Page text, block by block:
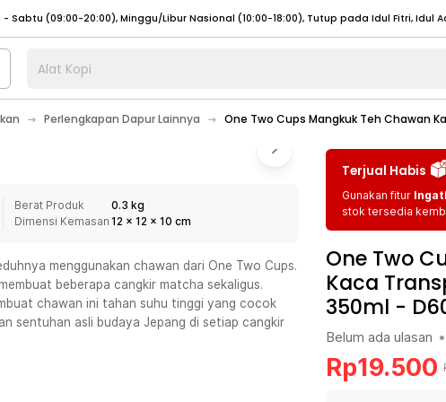
- Jumat (07:00 - 20:00), Sabtu - Minggu (08:00 - 20:00), Tutup pada Idul Fitri
(08:00 - 20:00), Sabtu - Minggu/ Libur Nasional (08:00 - 17:00) Selengkapnya
(08:00 - 20:00), Sabtu - Minggu/ Libur Nasional (08:00 - 17:00) Selengkapnya
- Sabtu (09:00-20:00), Minggu/Libur Nasional (12:00-20:00), Tutup pada Idul Fitri
- Sabtu (09:00-20:00), Minggu/Libur Nasional (12:00-20:00), Tutup pada Idul Fitri
Senin - Jumat (07:00 - 20:00), Sabtu - Minggu (08:00 - 20:00), Tutup pada Idul Fitri
(08:00 - 20:00), Sabtu - Minggu/ Libur Nasional (08:00 - 17:00) Selengkapnya
(08:00 - 20:00), Sabtu - Minggu/ Libur Nasional (08:00 - 17:00) Selengkapnya
Alat Kopi
Perlengkapan Dapur Lainnya One Two Cups Mangkuk Teh Chawan
Berat Produk
0.3 kg
Dimensi Kemasan 12 x 12 x 10 cm
menggunakan chawan dari One Two Cups.
beberapa cangkir matcha sekaligus.
chawan ini tahan suhu tinggi yang cocok
sentuhan asli budaya Jepang di setiap cangkir
Terjual Habis
Gunakan fitur
stok tersedia
One Two
Kaca
350ml -
Belum ada ulasan •
Rp19.500